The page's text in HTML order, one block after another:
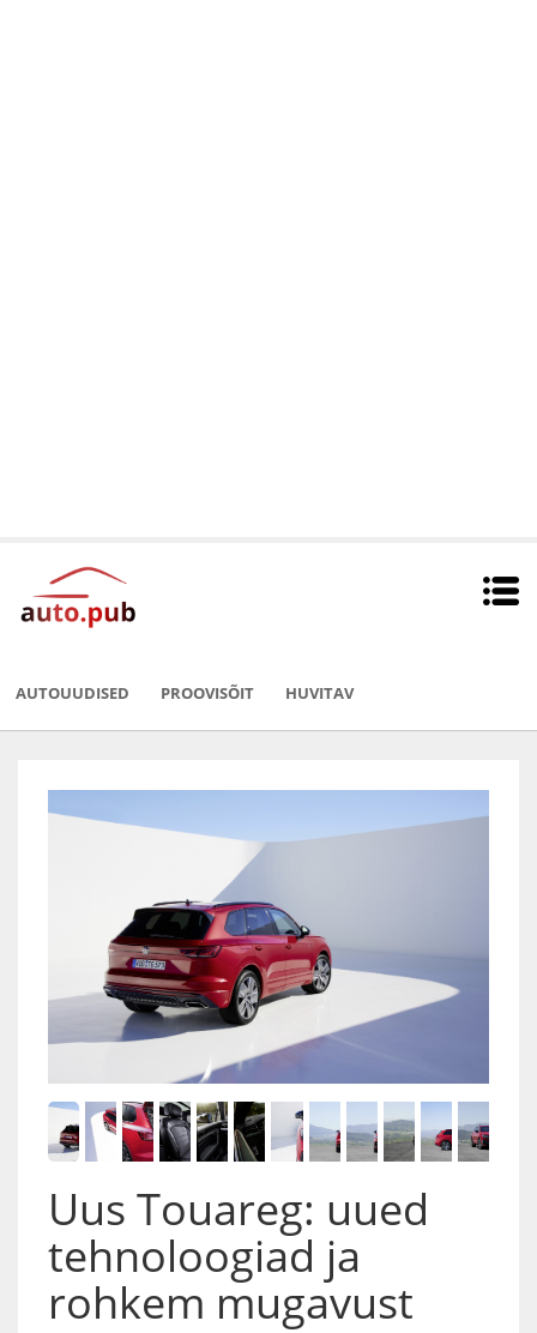
AUTOUUDISED PROOVISÕIT HUVITAV
Uus Touareg: uued
tehnoloogiad ja
rohkem mugavust